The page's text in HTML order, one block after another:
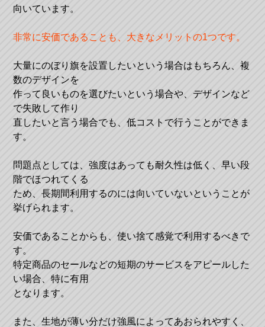
向いています。
非常に安価であることも、大きなメリットの1つです。
大量にのぼり旗を設置したいという場合はもちろん、複
数のデザインを
作って良いものを選びたいという場合や、デザインなど
で失敗して作り
直したいと言う場合でも、低コストで行うことができま
す。
問題点としては、強度はあっても耐久性は低く、早い段
階でほつれてくる
ため、長期間利用するのには向いていないということが
挙げられます。
安価であることからも、使い捨て感覚で利用するべきで
す。
特定商品のセールなどの短期のサービスをアピールした
い場合、特に有用
となります。
また、生地が薄い分だけ強風によってあおられやすく、